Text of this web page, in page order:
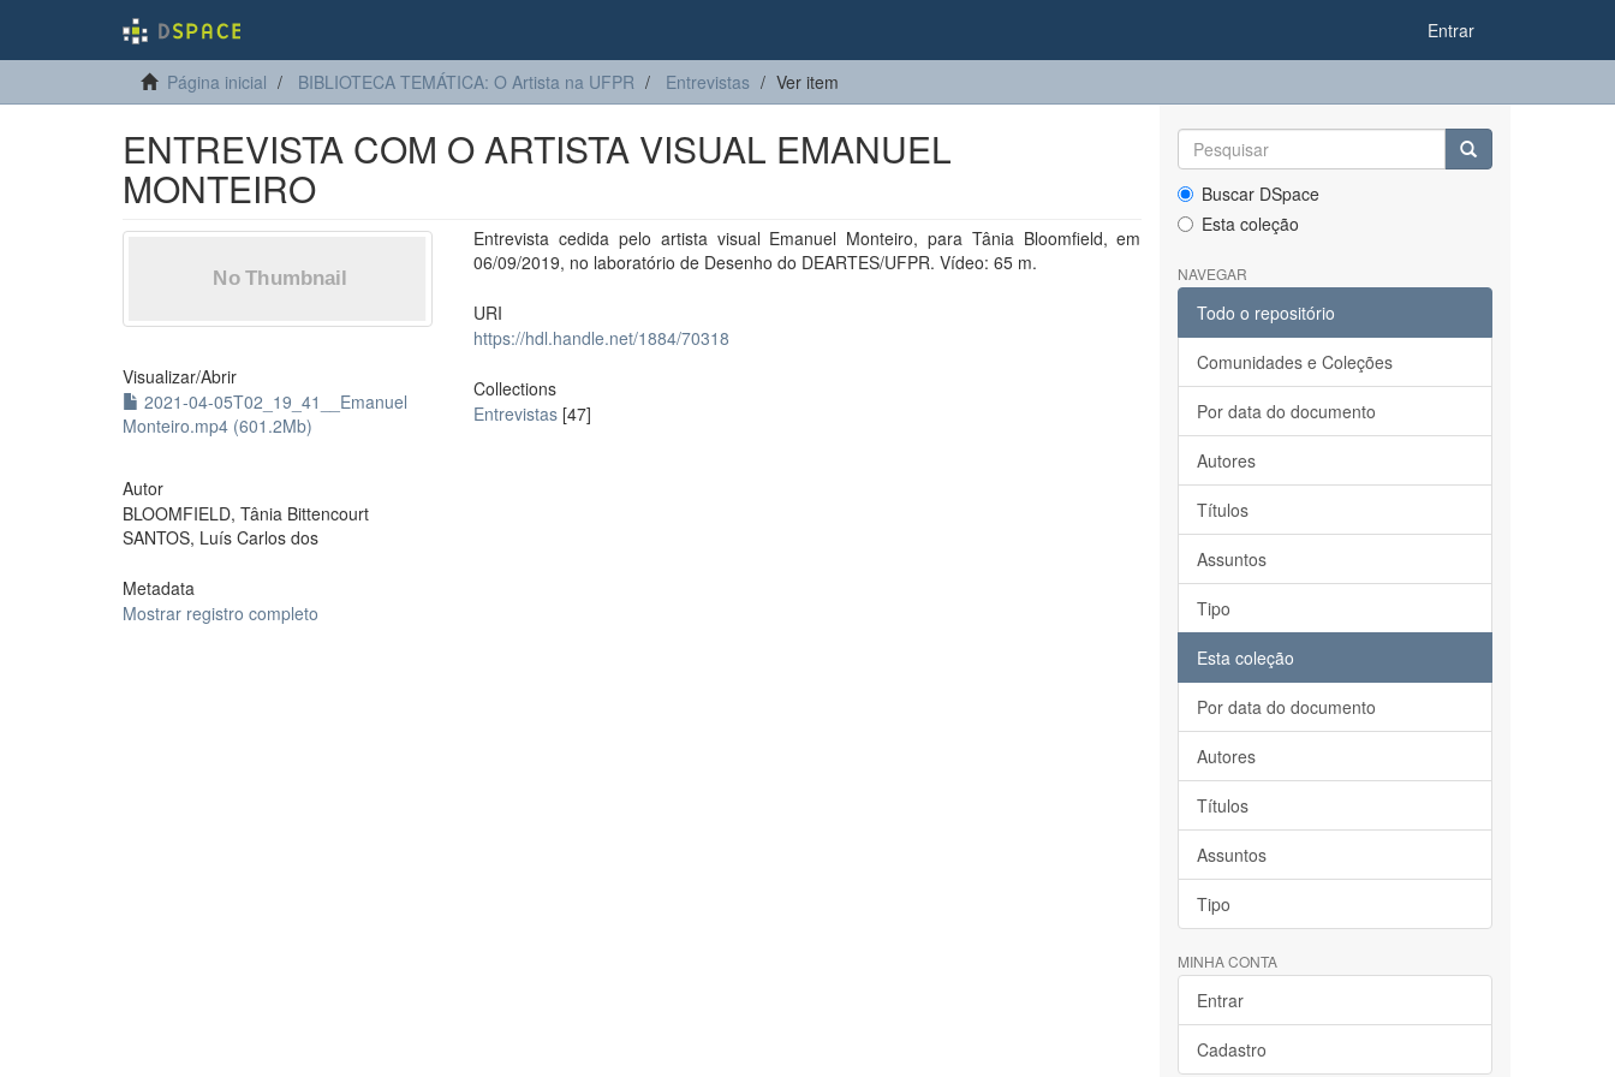
Entrar
Página inicial BIBLIOTECA TEMÁTICA: O Artista na UFPR Entrevistas Ver item
ENTREVISTA COM O ARTISTA VISUAL EMANUEL
MONTEIRO
Visualizar/Abrir
2021-04-05T02_19_41__Emanuel
Monteiro.mp4 (601.2Mb)
Autor
BLOOMFIELD, Tânia Bittencourt
SANTOS, Luís Carlos dos
Metadata
Mostrar registro completo
Entrevista cedida pelo artista visual Emanuel Monteiro, para Tânia Bloomfield, em
06/09/2019, no laboratório de Desenho do DEARTES/UFPR. Vídeo: 65 m.
URI
https://hdl.handle.net/1884/70318
Collections
Entrevistas [47]
Buscar DSpace
Esta coleção
NAVEGAR
Todo o repositório
Comunidades e Coleções
Por data do documento
Autores
Títulos
Assuntos
Tipo
Esta coleção
Por data do documento
Autores
Títulos
Assuntos
Tipo
MINHA CONTA
Entrar
Cadastro